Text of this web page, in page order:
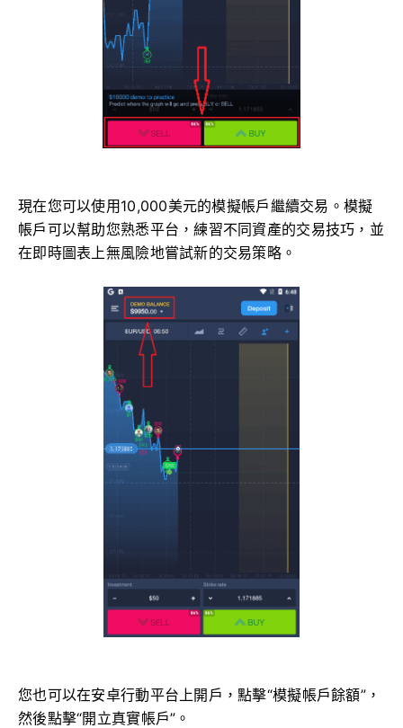
現在您可以使用10,000美元的模擬帳戶繼續交易。模擬
帳戶可以幫助您熟悉平台，練習不同資產的交易技巧，並
在即時圖表上無風險地嘗試新的交易策略。
您也可以在安卓行動平台上開戶，點擊“模擬帳戶餘額”，
然後點擊“開立真實帳戶”。